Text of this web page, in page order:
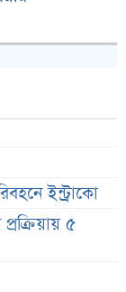
ইন্ট্রাকো
৫